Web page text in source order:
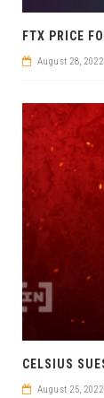
August 28, 2022
August 25, 2022